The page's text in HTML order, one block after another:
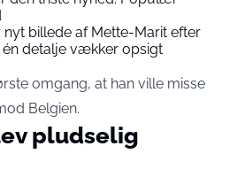
nyt billede af Mette-Marit efter
detalje vækker opsigt
omgang, at han ville misse
Belgien.
pludselig